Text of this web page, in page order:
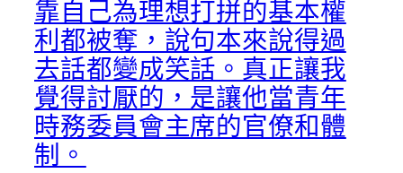
靠自己為理想打拼的基本權
利都被奪，說句本來說得過
去話都變成笑話。真正讓我
覺得討厭的，是讓他當青年
時務委員會主席的官僚和體
制。